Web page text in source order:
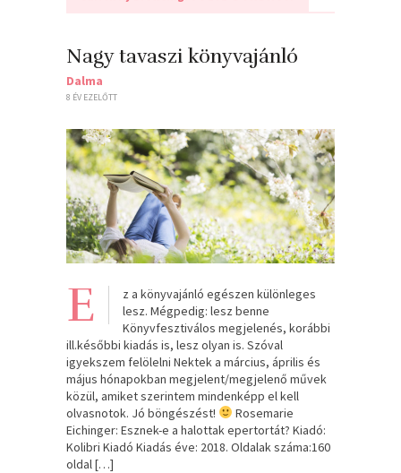
Nagy tavaszi könyvajánló
Dalma
8 ÉV EZELŐTT
E
z a könyvajánló egészen különleges
lesz. Mégpedig: lesz benne
Könyvfesztiválos megjelenés, korábbi
ill.későbbi kiadás is, lesz olyan is. Szóval
igyekszem felölelni Nektek a március, április és
május hónapokban megjelent/megjelenő művek
közül, amiket szerintem mindenképp el kell
olvasnotok. Jó böngészést!
Rosemarie
Eichinger: Esznek-e ​a halottak epertortát? Kiadó:
Kolibri Kiadó Kiadás éve: 2018. Oldalak száma:160
oldal […]